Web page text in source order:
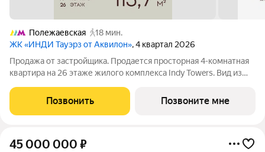
Полежаевская
18 мин.
ЖК «ИНДИ Тауэрз от Аквилон», 4 квартал 2026
Продажа от застройщика. Продается просторная 4-комнатная
квартира на 26 этаже жилого комплекса Indy Towers. Вид из
Комплекс расположен в Хорошевском районе Москвы, на
улице Куусенина, в
Позвонить Позвоните мне
45 000 000 ₽